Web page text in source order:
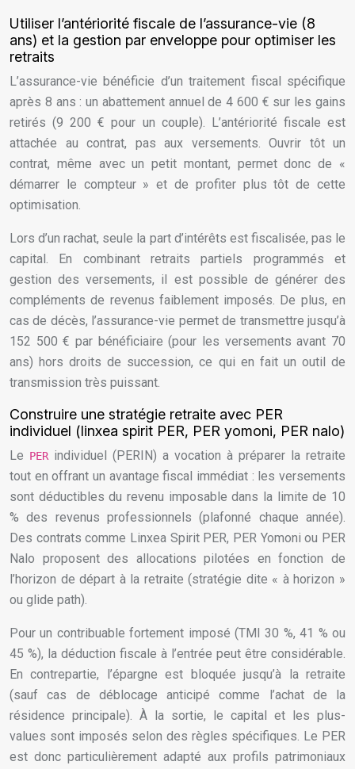
Utiliser l’antériorité fiscale de l’assurance-vie (8
ans) et la gestion par enveloppe pour optimiser les
retraits
L’assurance-vie bénéficie d’un traitement fiscal spécifique
après 8 ans : un abattement annuel de 4 600 € sur les gains
retirés (9 200 € pour un couple). L’antériorité fiscale est
attachée au contrat, pas aux versements. Ouvrir tôt un
contrat, même avec un petit montant, permet donc de «
démarrer le compteur » et de profiter plus tôt de cette
optimisation.
Lors d’un rachat, seule la part d’intérêts est fiscalisée, pas le
capital. En combinant retraits partiels programmés et
gestion des versements, il est possible de générer des
compléments de revenus faiblement imposés. De plus, en
cas de décès, l’assurance-vie permet de transmettre jusqu’à
152 500 € par bénéficiaire (pour les versements avant 70
ans) hors droits de succession, ce qui en fait un outil de
transmission très puissant.
Construire une stratégie retraite avec PER
individuel (linxea spirit PER, PER yomoni, PER nalo)
Le PERindividuel (PERIN) a vocation à préparer la retraite
tout en offrant un avantage fiscal immédiat : les versements
sont déductibles du revenu imposable dans la limite de 10
% des revenus professionnels (plafonné chaque année).
Des contrats comme Linxea Spirit PER, PER Yomoni ou PER
Nalo proposent des allocations pilotées en fonction de
l’horizon de départ à la retraite (stratégie dite « à horizon »
ou glide path).
Pour un contribuable fortement imposé (TMI 30 %, 41 % ou
45 %), la déduction fiscale à l’entrée peut être considérable.
En contrepartie, l’épargne est bloquée jusqu’à la retraite
(sauf cas de déblocage anticipé comme l’achat de la
résidence principale). À la sortie, le capital et les plus-
values sont imposés selon des règles spécifiques. Le PER
est donc particulièrement adapté aux profils patrimoniaux